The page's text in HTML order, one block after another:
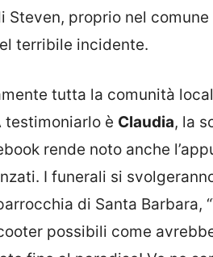
proprio nel comune
terribile incidente.
tutta la comunità
testimoniarlo è Claudia, la
rende noto anche
I funerali si
di Santa Barbara,
possibili come